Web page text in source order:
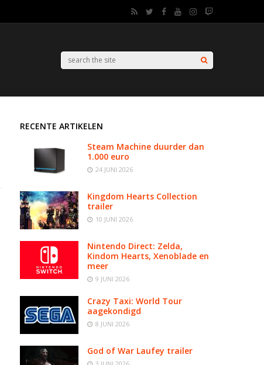
RECENTE ARTIKELEN
Steam Machine duurder dan
1.000 euro
24 JUNI 2026
Kingdom Hearts Collection
trailer
10 JUNI 2026
Nintendo Direct: Zelda,
Kindom Hearts, Xenoblade en
meer
9 JUNI 2026
Crazy Taxi: World Tour
aagekondigd
8 JUNI 2026
God of War Laufey trailer